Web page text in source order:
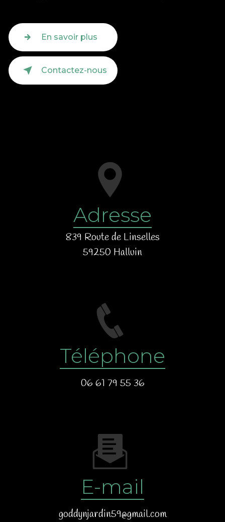
En savoir plus
Contactez-nous
Adresse
839 Route de Linselles
59250 Halluin
Téléphone
06 61 79 55 36
E-mail
goddynjardin59@gmail.com